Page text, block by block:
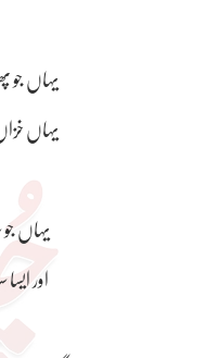
یہاں جو
یہاں
یہاں جو
اور